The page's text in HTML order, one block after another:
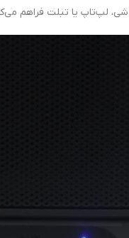
لپ‌تاپ یا تبلت فراهم